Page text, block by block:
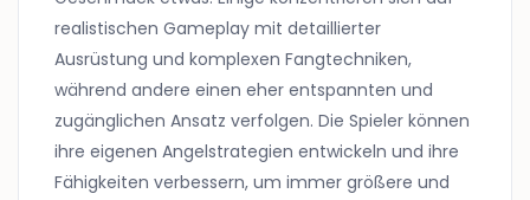
realistischen Gameplay mit detaillierter
Ausrüstung und komplexen Fangtechniken,
während andere einen eher entspannten und
zugänglichen Ansatz verfolgen. Die Spieler können
ihre eigenen Angelstrategien entwickeln und ihre
Fähigkeiten verbessern, um immer größere und